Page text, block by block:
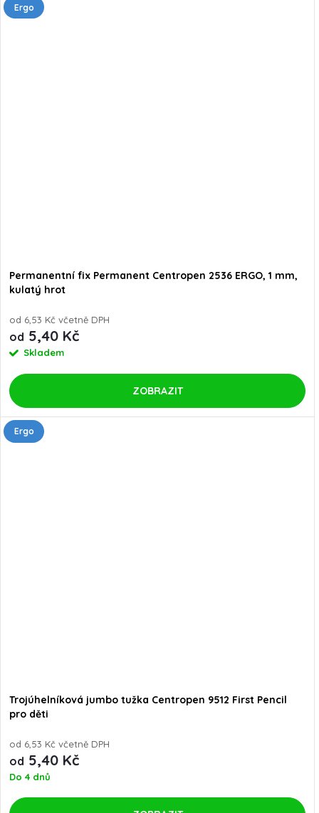
Ergo
Permanentní fix Permanent Centropen 2536 ERGO, 1 mm,
kulatý hrot
od 6,53 Kč včetně DPH
od 5,40 Kč
Skladem
ZOBRAZIT
Ergo
Trojúhelníková jumbo tužka Centropen 9512 First Pencil
pro děti
od 6,53 Kč včetně DPH
od 5,40 Kč
Do 4 dnů